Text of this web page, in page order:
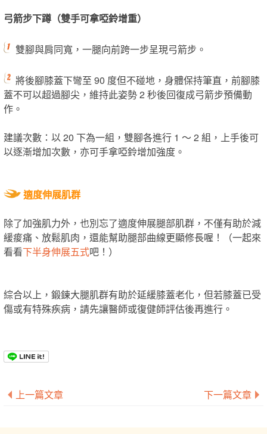
弓箭步下蹲（雙手可拿啞鈴增重）
雙腳與肩同寬，一腿向前跨一步呈現弓箭步。
將後腳膝蓋下彎至 90 度但不碰地，身體保持筆直，前腳膝
蓋不可以超過腳尖，維持此姿勢 2 秒後回復成弓箭步預備動
作。
建議次數：以 20 下為一組，雙腳各進行 1 ～ 2 組，上手後可
以逐漸增加次數，亦可手拿啞鈴增加強度。
適度伸展肌群
除了加強肌力外，也別忘了適度伸展腿部肌群，不僅有助於減
緩痠痛、放鬆肌肉，還能幫助腿部曲線更顯修長喔！（一起來
看看下半身伸展五式吧！ ）
綜合以上，鍛鍊大腿肌群有助於延緩膝蓋老化，但若膝蓋已受
傷或有特殊疾病，請先讓醫師或復健師評估後再進行。
上一篇文章 下一篇文章